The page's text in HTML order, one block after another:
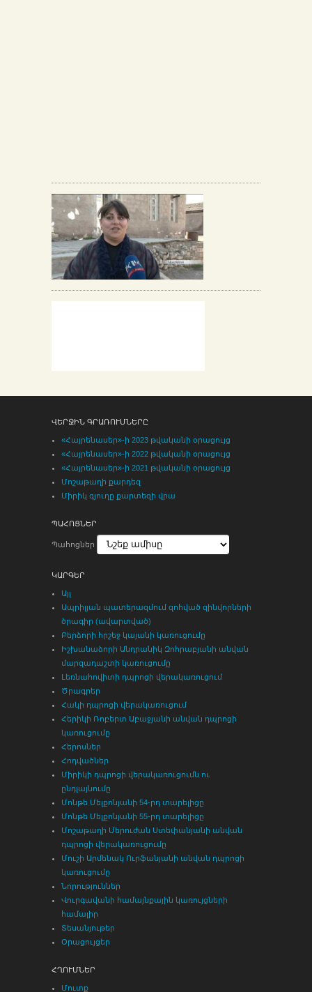
ՎԵՐՋԻՆ ԳՐԱՌՈՒՄՆԵՐԸ
«Հայրենասեր»-ի 2023 թվականի օրացույց
«Հայրենասեր»-ի 2022 թվականի օրացույց
«Հայրենասեր»-ի 2021 թվականի օրացույց
Մոշաթաղի քարդեզ
Միրիկ գյուղը քարտեզի վրա
ՊԱՀՈՑՆԵՐ
Պահոցներ
ԿԱՐԳԵՐ
Այլ
Ապրիլյան պատերազմում զոհված զինվորների
ծրագիր (ավարտված)
Բերձորի հրշեջ կայանի կառուցումը
Իշխանաձորի Անդրանիկ Զոհրաբյանի անվան
մարզադաշտի կառուցումը
Լեռնահովիտի դպրոցի վերակառուցում
Ծրագրեր
Հակի դպրոցի վերակառուցում
Հերիկի Ռոբերտ Աբաջյանի անվան դպրոցի
կառուցումը
Հերոսներ
Հոդվածներ
Միրիկի դպրոցի վերակառուցումն ու
ընդլայնումը
Մոնթե Մելքոնյանի 54-րդ տարելիցը
Մոնթե Մելքոնյանի 55-րդ տարելիցը
Մոշաթաղի Մերուժան Ստեփանյանի անվան
դպրոցի վերակառուցումը
Մուշի Արմենակ Ուրֆանյանի անվան դպրոցի
կառուցումը
Նորություններ
Վուրգավանի համայնքային կառույցների
համալիր
Տեսանյութեր
Օրացույցեր
ՀՂՈՒՄՆԵՐ
Մուտք